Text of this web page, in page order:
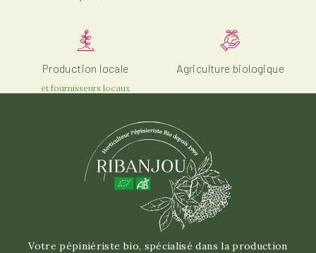
Production locale
et fournisseurs locaux
Agriculture biologique
Votre pépiniériste bio, spécialisé dans la production